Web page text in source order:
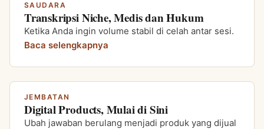
SAUDARA
Transkripsi Niche, Medis dan Hukum
Ketika Anda ingin volume stabil di celah antar sesi.
Baca selengkapnya
JEMBATAN
Digital Products, Mulai di Sini
Ubah jawaban berulang menjadi produk yang dijual